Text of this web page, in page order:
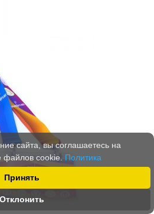
Принять
Отклонить
сайта, вы соглашаетесь на
файлов cookie. Политика